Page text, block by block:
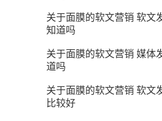
关于面膜的软文营销 软文
知道吗
关于面膜的软文营销 媒体
道吗
关于面膜的软文营销 软文
比较好